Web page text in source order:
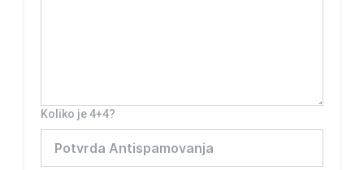
Koliko je 4+4?